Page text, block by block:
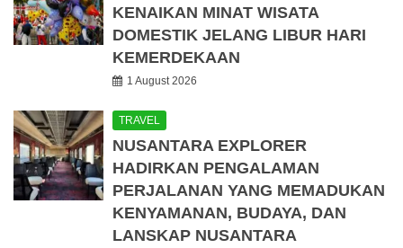
KENAIKAN MINAT WISATA
DOMESTIK JELANG LIBUR HARI
KEMERDEKAAN
1 August 2026
TRAVEL
NUSANTARA EXPLORER
HADIRKAN PENGALAMAN
PERJALANAN YANG MEMADUKAN
KENYAMANAN, BUDAYA, DAN
LANSKAP NUSANTARA